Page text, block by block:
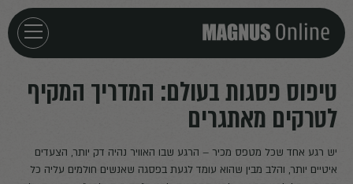
חזרה לדף הבית
אירועים
מאמרים
טיפוס פסגות בעולם: המדריך המקיף
לטרקים מאתגרים
יש רגע אחד שכל מטפס מכיר – הרגע שבו האוויר נהיה דק יותר, הצעדים
איטיים יותר, והלב מבין שהוא עומד לגעת בפסגה שאנשים חולמים עליה כל